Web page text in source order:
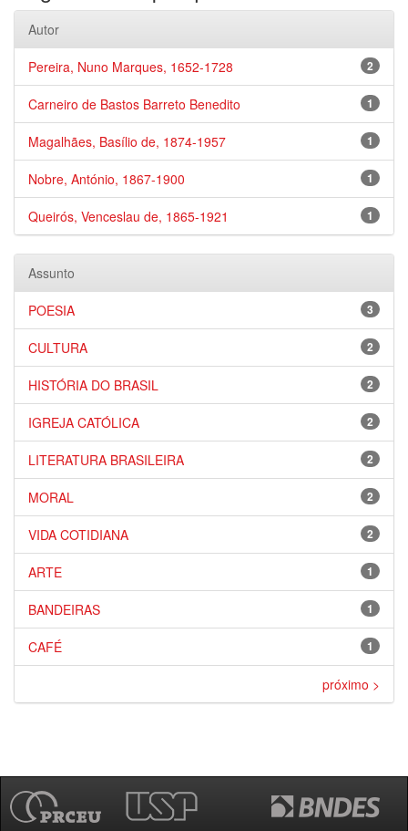
Autor
2
Pereira, Nuno Marques, 1652-1728
1
Carneiro de Bastos Barreto Benedito
1
Magalhães, Basílio de, 1874-1957
1
Nobre, António, 1867-1900
1
Queirós, Venceslau de, 1865-1921
Assunto
3
POESIA
2
CULTURA
2
HISTÓRIA DO BRASIL
2
IGREJA CATÓLICA
2
LITERATURA BRASILEIRA
2
MORAL
2
VIDA COTIDIANA
1
ARTE
1
BANDEIRAS
1
CAFÉ
próximo >